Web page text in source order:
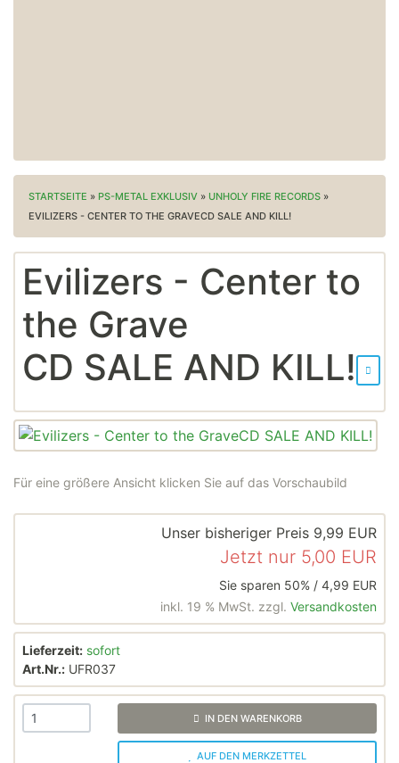
STARTSEITE » PS-METAL EXKLUSIV » UNHOLY FIRE RECORDS »
EVILIZERS - CENTER TO THE GRAVECD SALE AND KILL!
Evilizers - Center to
the Grave
CD SALE AND KILL!
Für eine größere Ansicht klicken Sie auf das Vorschaubild
Unser bisheriger Preis 9,99 EUR
Jetzt nur 5,00 EUR
Sie sparen 50% / 4,99 EUR
inkl. 19 % MwSt. zzgl. Versandkosten
Lieferzeit: sofort
Art.Nr.: UFR037
IN DEN WARENKORB
AUF DEN MERKZETTEL